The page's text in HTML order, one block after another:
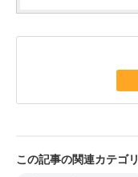
この記事の関連カテゴリ